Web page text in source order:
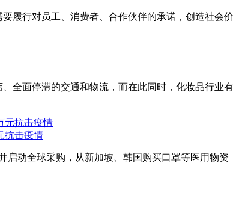
履行对员工、消费者、合作伙伴的承诺，创造社会
全面停滞的交通和物流，而在此同时，化妆品行业
抗击疫情
启动全球采购，从新加坡、韩国购买口罩等医用物资